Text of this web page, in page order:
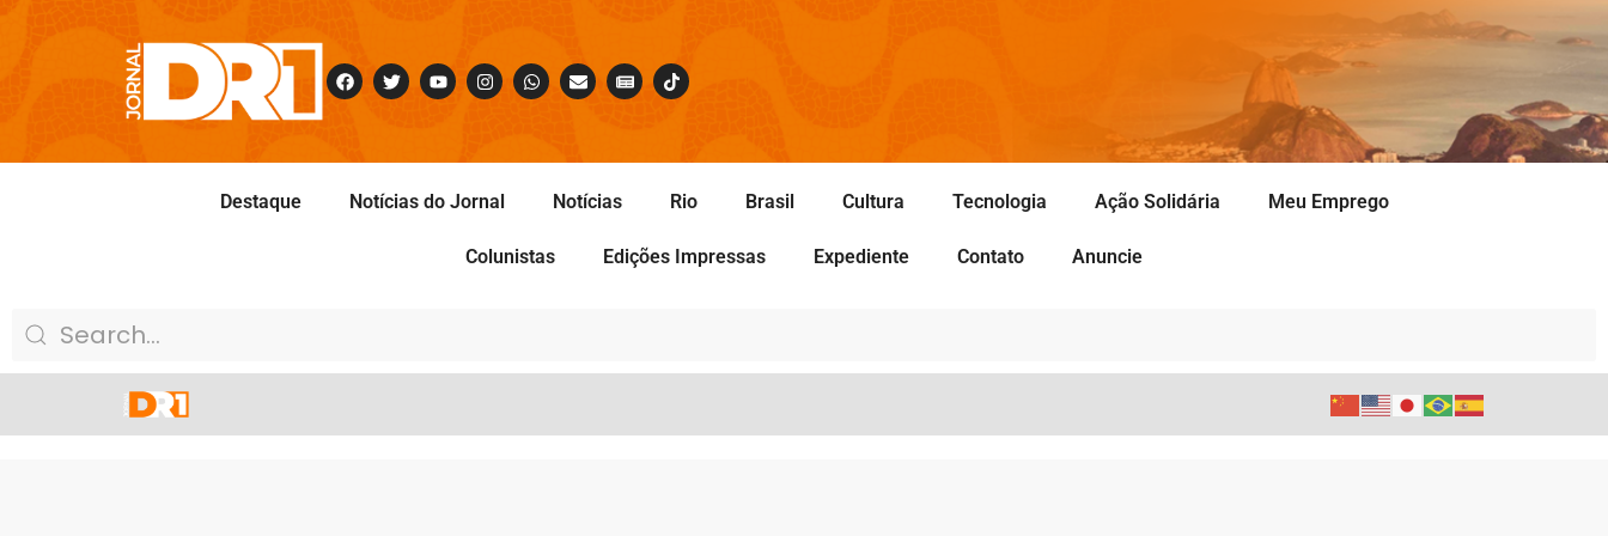
Destaque Notícias do Jornal Notícias Rio Brasil Cultura Tecnologia Ação Solidária Meu Emprego
Colunistas Edições Impressas Expediente Contato Anuncie